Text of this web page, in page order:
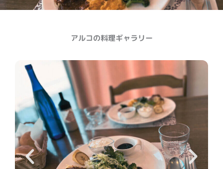
アルコの料理ギャラリー